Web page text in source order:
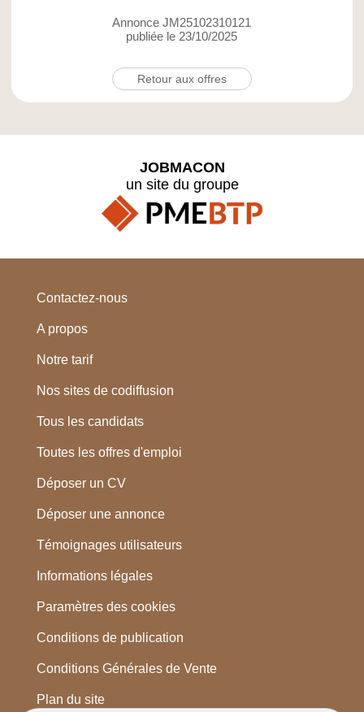
Annonce JM25102310121
publiée le 23/10/2025
Retour aux offres
JOBMACON
un site du groupe
Contactez-nous
A propos
Notre tarif
Nos sites de codiffusion
Tous les candidats
Toutes les offres d'emploi
Déposer un CV
Déposer une annonce
Témoignages utilisateurs
Informations légales
Paramètres des cookies
Conditions de publication
Conditions Générales de Vente
Plan du site